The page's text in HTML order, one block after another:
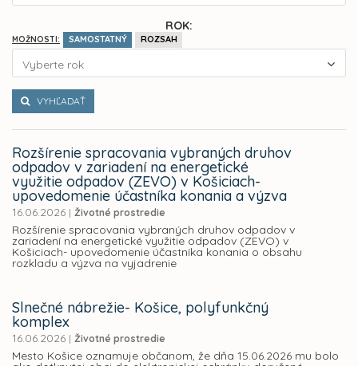
ROK:
MOŽNOSTI: SAMOSTATNÝ ROZSAH
Vyberte rok
VYHĽADAŤ
Rozšírenie spracovania vybraných druhov
odpadov v zariadení na energetické
využitie odpadov (ZEVO) v Košiciach-
upovedomenie účastníka konania a výzva
16.06.2026 | Životné prostredie
Rozšírenie spracovania vybraných druhov odpadov v
zariadení na energetické využitie odpadov (ZEVO) v
Košiciach- upovedomenie účastníka konania o obsahu
rozkladu a výzva na vyjadrenie
Slnečné nábrežie- Košice, polyfunkčný
komplex
16.06.2026 | Životné prostredie
Mesto Košice oznamuje občanom, že dňa 15.06.2026 mu bolo